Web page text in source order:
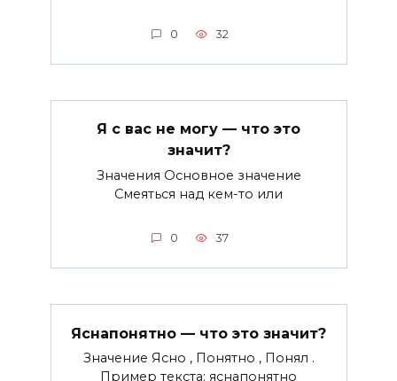
0 32
Я с вас не могу — что это
значит?
Значения Основное значение
Смеяться над кем-то или
0 37
Яснапонятно — что это значит?
Значение Ясно , Понятно , Понял .
Пример текста: яснапонятно